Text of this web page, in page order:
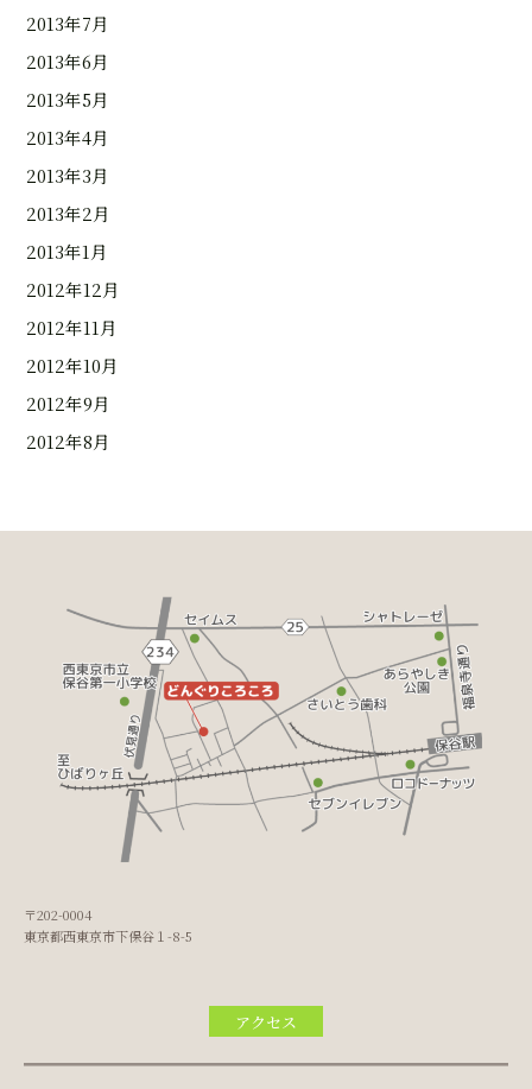
2013年7月
2013年6月
2013年5月
2013年4月
2013年3月
2013年2月
2013年1月
2012年12月
2012年11月
2012年10月
2012年9月
2012年8月
〒202-0004
東京都西東京市下保谷１-8-5
アクセス